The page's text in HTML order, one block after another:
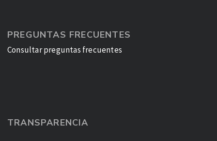
PREGUNTAS FRECUENTES
Consultar preguntas frecuentes
TRANSPARENCIA